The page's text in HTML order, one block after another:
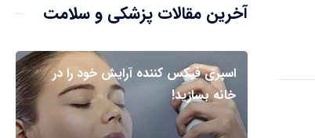
آخرین مقالات پزشکی و سلامت
اسپری فیکس کننده آرایش خود را در
خانه بسازید!